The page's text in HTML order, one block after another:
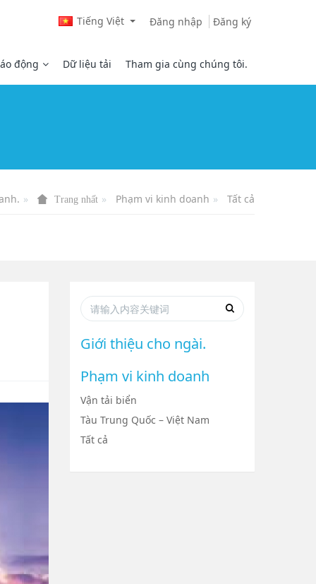
Đăng nhập Đăng ký
Tiếng Việt
động Dữ liệu tải Tham gia cùng chúng tôi.
Trang nhất Phạm vi kinh doanh Tất cả
Giới thiệu cho ngài.
Phạm vi kinh doanh
Vận tải biển
Tàu Trung Quốc – Việt Nam
Tất cả